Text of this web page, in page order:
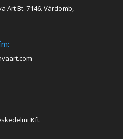
Art Bt. 7146. Várdomb,
Kft.